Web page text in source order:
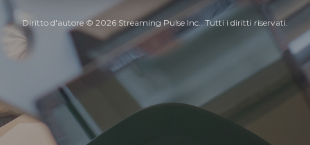
Diritto d'autore © 2026 Streaming Pulse Inc.. Tutti i diritti riservati.